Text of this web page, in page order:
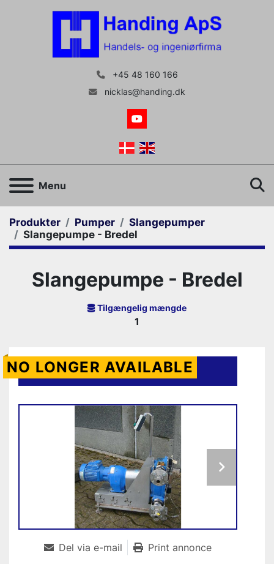
+45 48 160 166
nicklas@handing.dk
youtube
Menu
Produkter Pumper
Slangepumper
Slangepumpe - Bredel
Slangepumpe - Bredel
Tilgængelig mængde
1
NO LONGER AVAILABLE
Kontakt os
Del via e-mail Print annonce